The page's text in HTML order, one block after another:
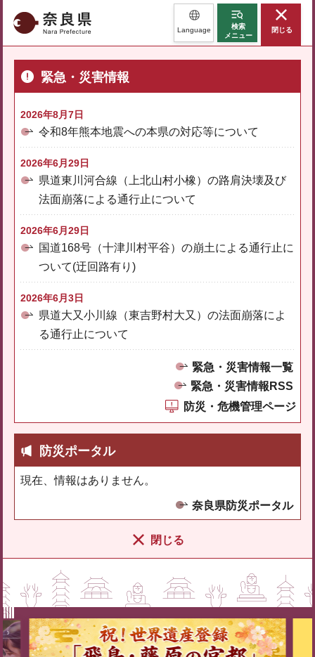
奈良県 Language
検索
メニュー
閉じる
緊急・災害情報
2026年8月7日
令和8年熊本地震への本県の対応等について
2026年6月29日
県道東川河合線（上北山村小橡）の路肩決壊及び
法面崩落による通行止について
2026年6月29日
国道168号（十津川村平谷）の崩土による通行止に
ついて(迂回路有り)
2026年6月3日
県道大又小川線（東吉野村大又）の法面崩落によ
る通行止について
緊急・災害情報一覧
緊急・災害情報RSS
防災・危機管理ページ
防災ポータル
現在、情報はありません。
奈良県防災ポータル
閉じる